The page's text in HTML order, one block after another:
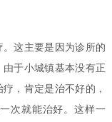
这主要是因为诊所的
于小城镇基本没有正
，肯定是治不好的，
次就能治好。这样一